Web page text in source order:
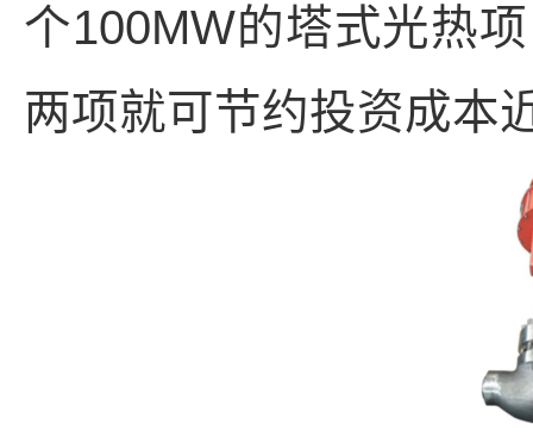
个100MW的塔式光热
两项就可节约投资成本